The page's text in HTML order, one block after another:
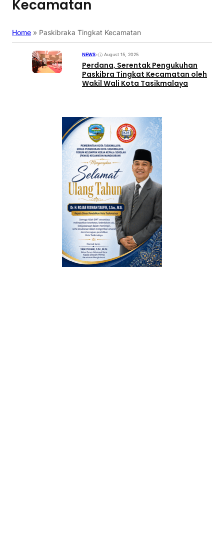
Kecamatan
Home » Paskibraka Tingkat Kecamatan
NEWS• August 15, 2025
Perdana, Serentak Pengukuhan
Paskibra Tingkat Kecamatan oleh
Wakil Wali Kota Tasikmalaya